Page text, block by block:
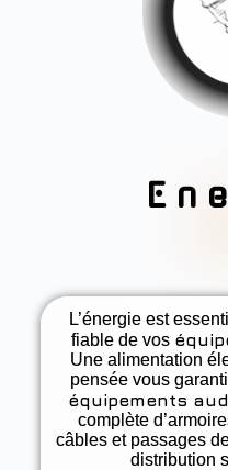
L’énergie est
fiable de vos
Une alimentation
pensée vous
équipements
complète
câbles et passages
distribution